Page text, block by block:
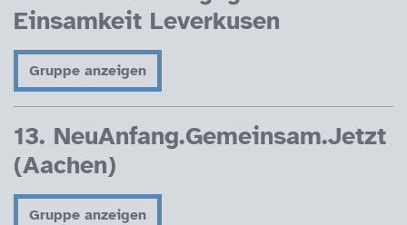
Einsamkeit Leverkusen
Gruppe anzeigen
13. NeuAnfang.Gemeinsam.Jetzt
(Aachen)
Gruppe anzeigen